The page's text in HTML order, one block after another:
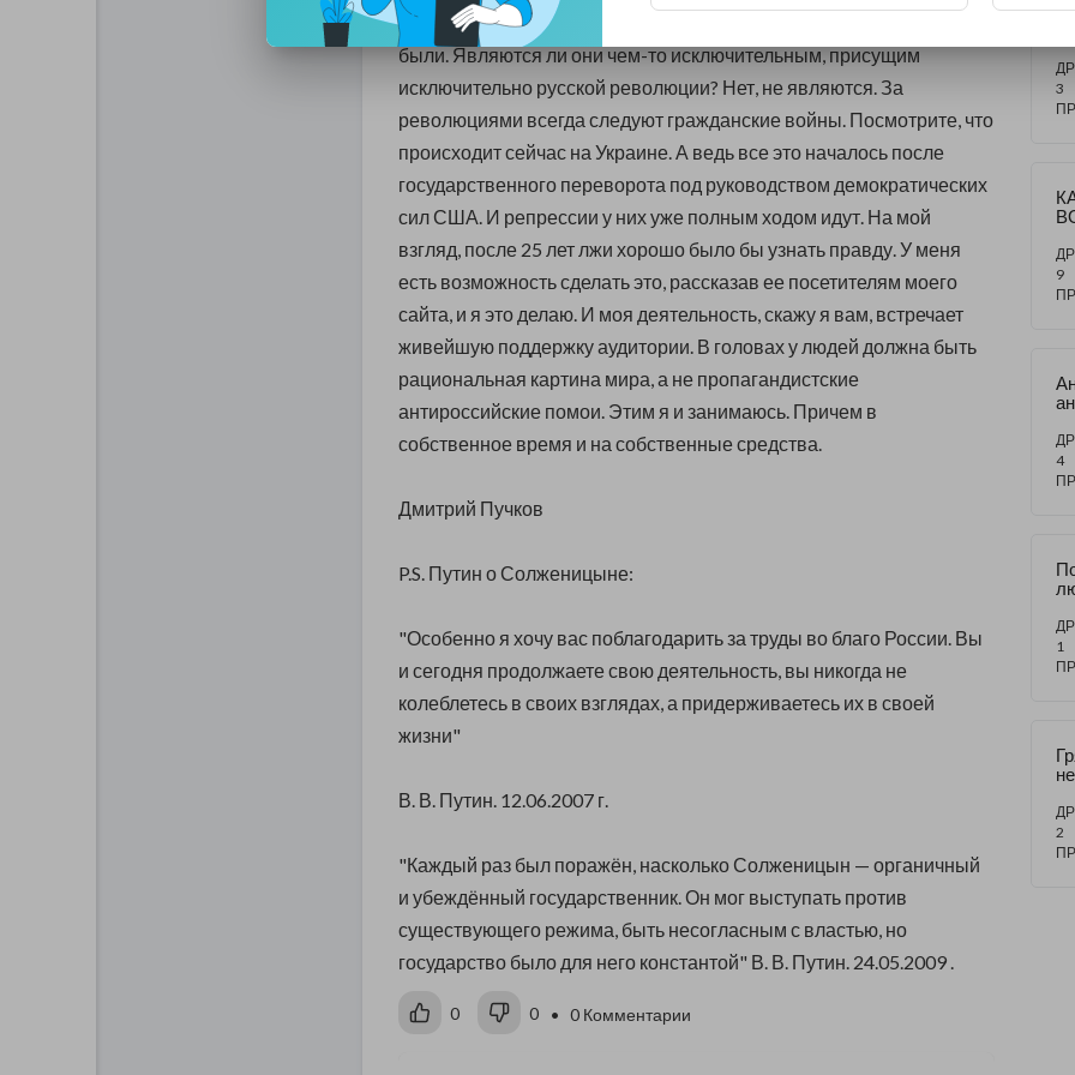
рационально и трезво мыслящими. Были репрессии? Безусловно,
были. Являются ли они чем-то исключительным, присущим
исключительно русской революции? Нет, не являются. За
революциями всегда следуют гражданские войны. Посмотрите, что
происходит сейчас на Украине. А ведь все это началось после
государственного переворота под руководством демократических
сил США. И репрессии у них уже полным ходом идут. На мой
взгляд, после 25 лет лжи хорошо было бы узнать правду. У меня
есть возможность сделать это, рассказав ее посетителям моего
сайта, и я это делаю. И моя деятельность, скажу я вам, встречает
живейшую поддержку аудитории. В головах у людей должна быть
рациональная картина мира, а не пропагандистские
антироссийские помои. Этим я и занимаюсь. Причем в
собственное время и на собственные средства.
Дмитрий Пучков
P.S. Путин о Солженицыне:
"Особенно я хочу вас поблагодарить за труды во благо России. Вы
и сегодня продолжаете свою деятельность, вы никогда не
колеблетесь в своих взглядах, а придерживаетесь их в своей
жизни"
В. В. Путин. 12.06.2007 г.
"Каждый раз был поражён, насколько Солженицын — органичный
и убеждённый государственник. Он мог выступать против
существующего режима, быть несогласным с властью, но
государство было для него константой" В. В. Путин. 24.05.2009 .
0 0 • 0 Комментарии
3
9
4
м
1
2